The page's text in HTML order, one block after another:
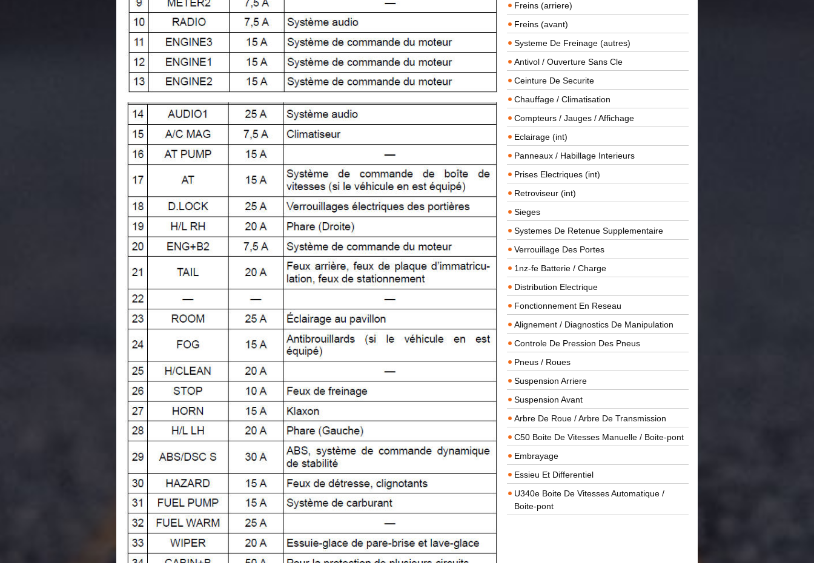
Freins (arriere)
Freins (avant)
Systeme De Freinage (autres)
Antivol / Ouverture Sans Cle
Ceinture De Securite
Chauffage / Climatisation
Compteurs / Jauges / Affichage
Eclairage (int)
Panneaux / Habillage Interieurs
Prises Electriques (int)
Retroviseur (int)
Sieges
Systemes De Retenue Supplementaire
Verrouillage Des Portes
1nz-fe Batterie / Charge
Distribution Electrique
Fonctionnement En Reseau
Alignement / Diagnostics De Manipulation
Controle De Pression Des Pneus
Pneus / Roues
Suspension Arriere
Suspension Avant
Arbre De Roue / Arbre De Transmission
C50 Boite De Vitesses Manuelle / Boite-pont
Embrayage
Essieu Et Differentiel
U340e Boite De Vitesses Automatique /
Boite-pont